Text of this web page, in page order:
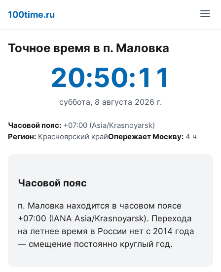
100time.ru
Точное время в п. Маловка
20:50:11
суббота, 8 августа 2026 г.
Часовой пояс: +07:00 (Asia/Krasnoyarsk)
Регион: Красноярский крайОпережает Москву: 4 ч
Часовой пояс
п. Маловка находится в часовом поясе
+07:00 (IANA Asia/Krasnoyarsk). Перехода
на летнее время в России нет с 2014 года
— смещение постоянно круглый год.